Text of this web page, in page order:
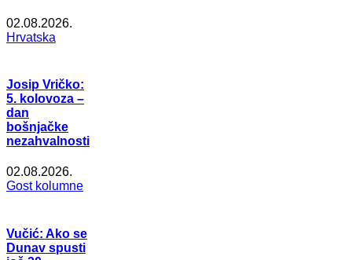
02.08.2026.
Hrvatska
Josip Vričko:
5. kolovoza –
dan
bošnjačke
nezahvalnosti
02.08.2026.
Gost kolumne
Vučić: Ako se
Dunav spusti